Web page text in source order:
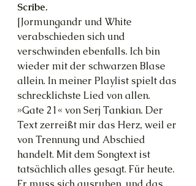
Scribe.
[Jormungandr und White
verabschieden sich und
verschwinden ebenfalls. Ich bin
wieder mit der schwarzen Blase
allein. In meiner Playlist spielt das
schrecklichste Lied von allen.
»Gate 21« von Serj Tankian. Der
Text zerreißt mir das Herz, weil er
von Trennung und Abschied
handelt. Mit dem Songtext ist
tatsächlich alles gesagt. Für heute.